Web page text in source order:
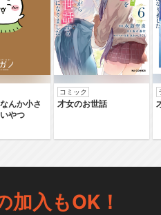
んか小さ
やつ
コミック
才女のお世話
加入もOK！